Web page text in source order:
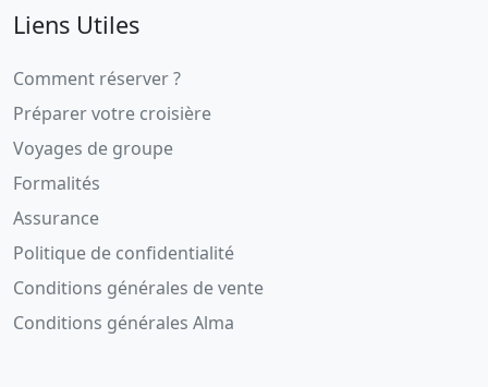
Liens Utiles
Comment réserver ?
Préparer votre croisière
Voyages de groupe
Formalités
Assurance
Politique de confidentialité
Conditions générales de vente
Conditions générales Alma